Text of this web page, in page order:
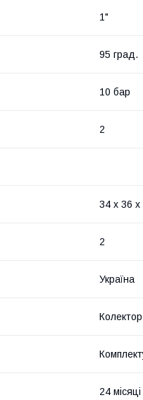
1"
95 град.
10 бар
2
34 x 36 x
2
Україна
Колектор
24 місяці